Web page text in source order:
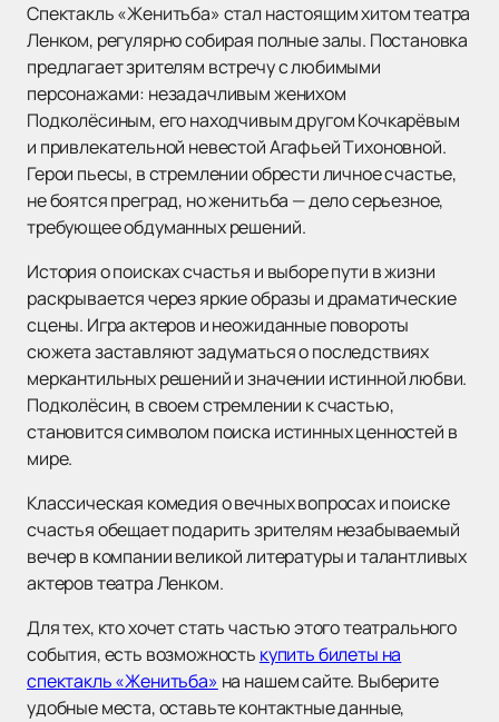
Спектакль «Женитьба» стал настоящим хитом театра
Ленком, регулярно собирая полные залы. Постановка
предлагает зрителям встречу с любимыми
персонажами: незадачливым женихом
Подколёсиным, его находчивым другом Кочкарёвым
и привлекательной невестой Агафьей Тихоновной.
Герои пьесы, в стремлении обрести личное счастье,
не боятся преград, но женитьба — дело серьезное,
требующее обдуманных решений.
История о поисках счастья и выборе пути в жизни
раскрывается через яркие образы и драматические
сцены. Игра актеров и неожиданные повороты
сюжета заставляют задуматься о последствиях
меркантильных решений и значении истинной любви.
Подколёсин, в своем стремлении к счастью,
становится символом поиска истинных ценностей в
мире.
Классическая комедия о вечных вопросах и поиске
счастья обещает подарить зрителям незабываемый
вечер в компании великой литературы и талантливых
актеров театра Ленком.
Для тех, кто хочет стать частью этого театрального
события, есть возможность купить билеты на
спектакль «Женитьба» на нашем сайте. Выберите
удобные места, оставьте контактные данные,